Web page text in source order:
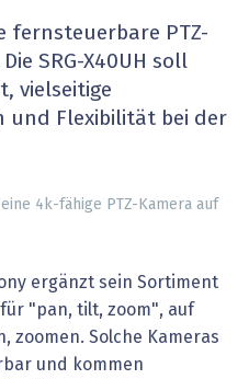
fernsteuerbare PTZ-
SRG-X40UH soll
vielseitige
und Flexibilität bei der
4k-fähige PTZ-Kamera auf
ergänzt sein Sortiment
"pan, tilt, zoom", auf
zoomen. Solche Kameras
und kommen